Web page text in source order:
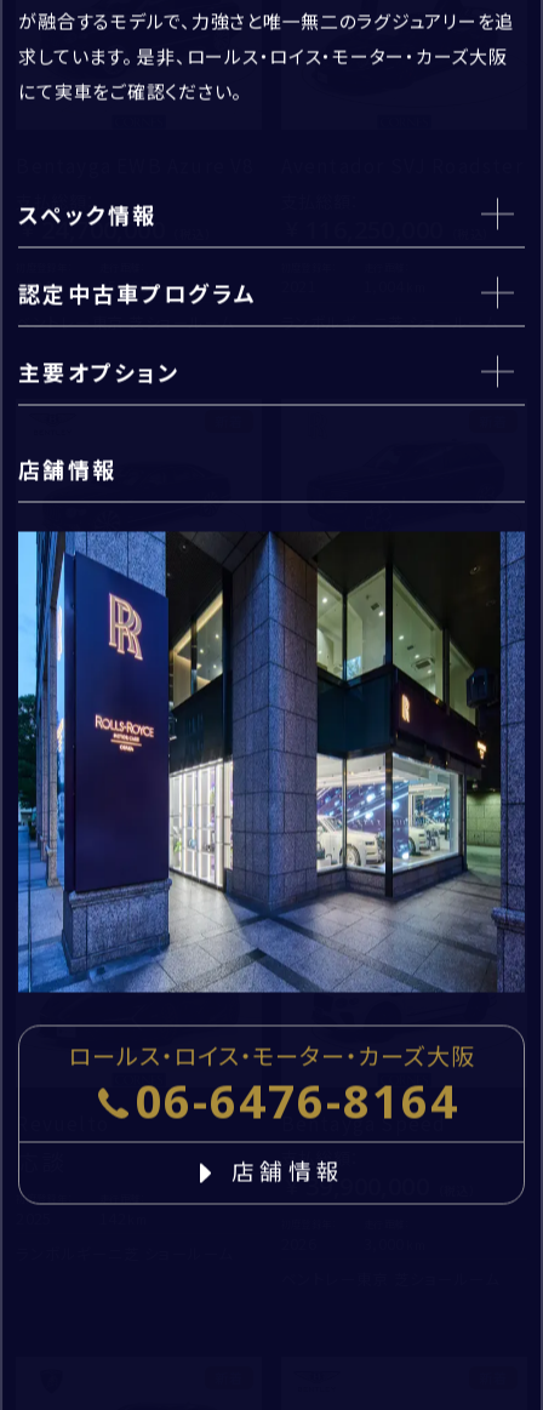
採用情報
お問い合わせ
コーンズ・モータースについて
企業情報
社会貢献活動（MAKE A MOVEMENT）について
：
24,700,000
2024
25,693
ベントレー東京 芝ショールーム
ランボルギーニ芝 ショールーム
Flying Spur Azure
支払総額
37,100,000
初度登録年：
2026
走行距離：
400
ベントレー大阪 本町ショールーム
Black Badge Cullinan
Series2
支払総額：
75,300,000
初度登録年：
2025
走行距離：
1,300
ロールス・ロイス・モーター・カーズ
東京
新着
初度登録年：
新着
Bentayga Speed
支払総額
39,900,000
が融合するモデルで、力強さと唯一無二のラグジュアリーを追
求しています。 是非、ロールス・ロイス・モーター・カーズ大阪
にて実車をご確認ください。
スペック情報
km
cc
kg
認定中古車プログラム
主要オプション
店舗情報
ロールス・ロイス・モーター・カーズ大阪
06-6476-8164
店舗情報
電話番号 *
※半角英数字
※半角英数字
住所
郵便番号 -
住所取得
都道府県
市区町村・番地
建物名・部屋番号
個人情報の取扱いについて
お問い合わせにおける個人情報の取扱いについて
を
CORNES TOP